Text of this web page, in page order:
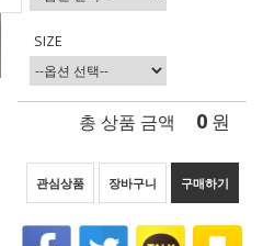
SIZE
총 상품 금액 0 원
관심상품 장바구니 구매하기